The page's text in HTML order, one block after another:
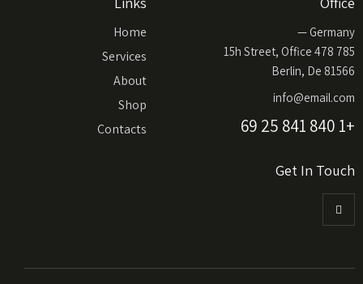
Germany —
785 15h Street, Office 478
Berlin, De 81566
info@email.com
+1 840 841 25 69
Home
Services
About
Shop
Contacts
Get In Touch